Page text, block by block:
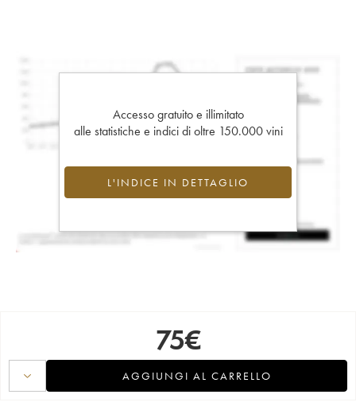
Accesso gratuito e illimitato
alle statistiche e indici di oltre 150.000 vini
L'INDICE IN DETTAGLIO
75€
AGGIUNGI AL CARRELLO